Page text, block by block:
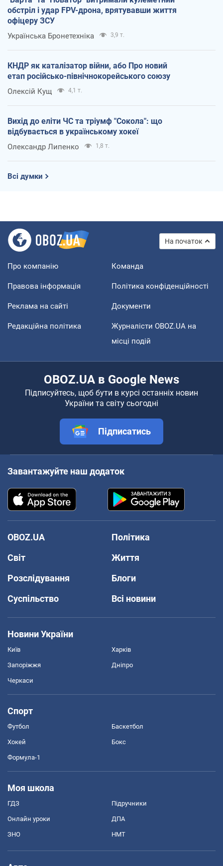
обстріл і удар FPV-дрона, врятувавши життя
офіцеру ЗСУ
Українська Бронетехніка 3,9 т.
КНДР як каталізатор війни, або Про новий
етап російсько-північнокорейського союзу
Олексій Кущ 4,1 т.
Вихід до еліти ЧС та тріумф "Сокола": що
відбувається в українському хокеї
Олександр Липенко 1,8 т.
Всі думки
На початок
Про компанію Команда
Правова інформація Політика конфіденційності
Реклама на сайті Документи
Редакційна політика
Журналісти OBOZ.UA на
місці подій
OBOZ.UA в Google News
Підписуйтесь, щоб бути в курсі останніх новин
України та світу сьогодні
Підписатись
Завантажуйте наш додаток
OBOZ.UA
Політика
Світ
Життя
Розслідування
Блоги
Суспільство
Всі новини
Новини України
Київ Харків
Запоріжжя Дніпро
Черкаси
Спорт
Футбол Баскетбол
Хокей Бокс
Формула-1
Моя школа
ГДЗ Підручники
Онлайн уроки ДПА
ЗНО НМТ